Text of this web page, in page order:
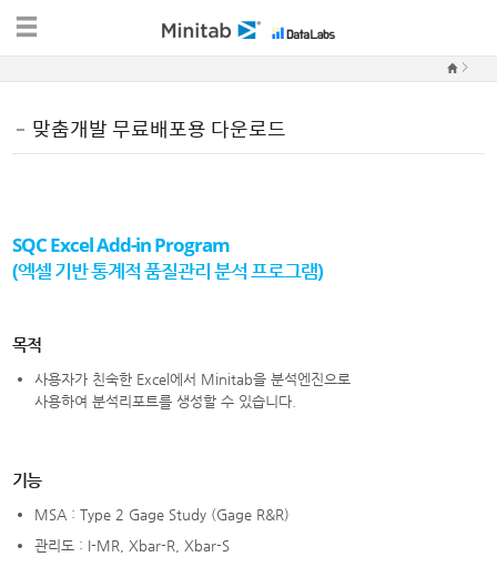
맞춤개발 무료배포용 다운로드
SQC Excel Add-in Program
(엑셀 기반 통계적 품질관리 분석 프로그램)
목적
사용자가 친숙한 Excel에서 Minitab을 분석엔진으로
사용하여 분석리포트를 생성할 수 있습니다.
기능
MSA : Type 2 Gage Study (Gage R&R)
관리도 : I-MR, Xbar-R, Xbar-S